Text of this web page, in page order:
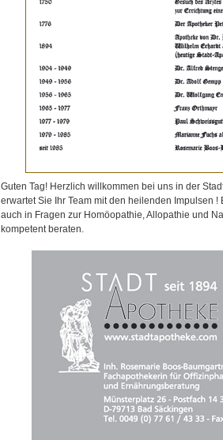
Guten Tag! Herzlich willkommen bei uns in der
erwartet Sie Ihr Team mit den heilenden Impulsen !
auch in Fragen zur Homöopathie, Allopathie und
kompetent beraten.